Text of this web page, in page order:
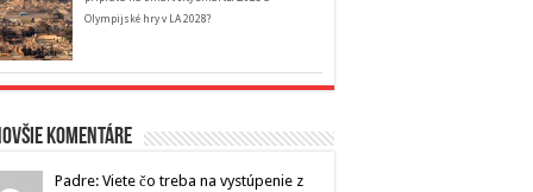
Olympijské hry v LA 2028?
komentáre
Padre: Viete čo treba na vystúpenie z